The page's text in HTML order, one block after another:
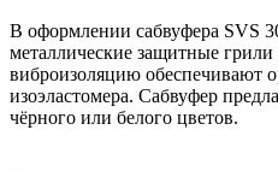
В оформлении сабвуфера SVS
металлические защитные
виброизоляцию обеспечивают
изоэластомера. Сабвуфер
чёрного или белого цветов.